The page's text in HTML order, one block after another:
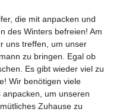
die mit anpacken und
des Winters befreien! Am
uns treffen, um unser
zu bringen. Egal ob
Es gibt wieder viel zu
Wir benötigen viele
um unseren
Zuhause zu